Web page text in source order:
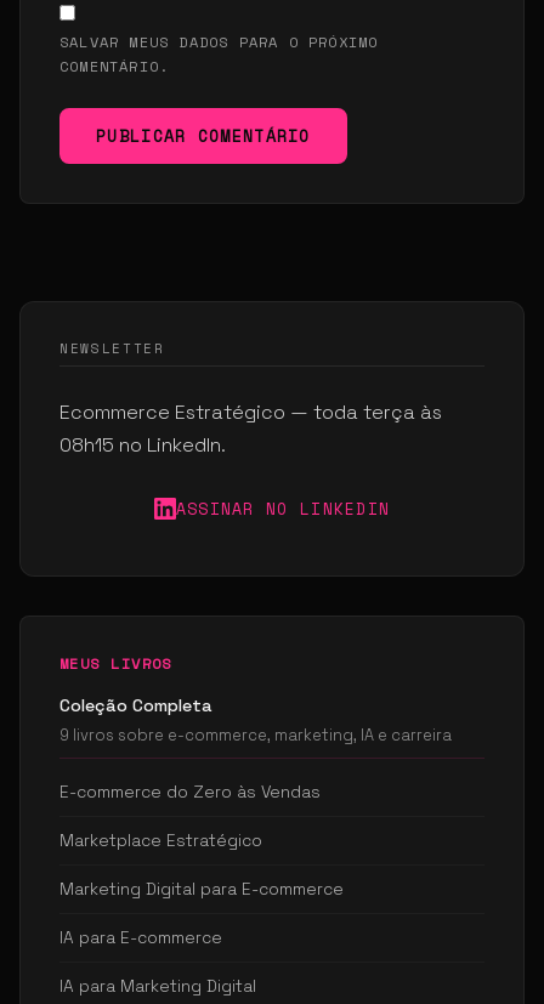
SALVAR MEUS DADOS PARA O PRÓXIMO
COMENTÁRIO.
PUBLICAR COMENTÁRIO
NEWSLETTER
Ecommerce Estratégico — toda terça às
08h15 no LinkedIn.
ASSINAR NO LINKEDIN
MEUS LIVROS
Coleção Completa
9 livros sobre e-commerce, marketing, IA e carreira
E-commerce do Zero às Vendas
Marketplace Estratégico
Marketing Digital para E-commerce
IA para E-commerce
IA para Marketing Digital